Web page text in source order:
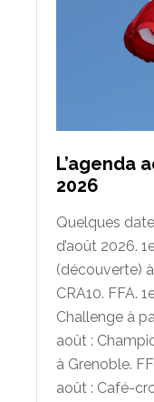
L’agenda
2026
Quelques
d’août 2026.
(découverte)
CRA10. FFA.
Challenge à
août :
à Grenoble.
août : Café-